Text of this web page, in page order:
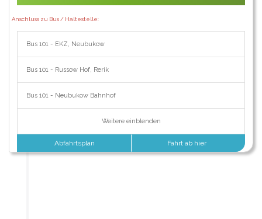
Anschluss zu Bus / Haltestelle:
Bus 101 - EKZ, Neubukow
Bus 101 - Russow Hof, Rerik
Bus 101 - Neubukow Bahnhof
Weitere einblenden
Abfahrtsplan Fahrt ab hier